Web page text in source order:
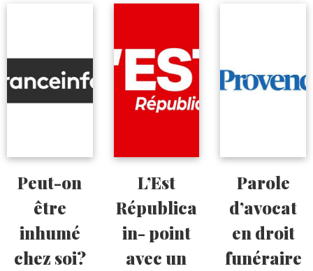
Peut-on
être
inhumé
chez soi?
L’Est
Républica
in- point
avec un
Parole
d’avocat
en droit
funéraire